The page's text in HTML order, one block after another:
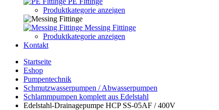
Produktkategorie anzeigen
Messing Fittinge
Produktkategorie anzeigen
Kontakt
Startseite
Eshop
Pumpentechnik
Schmutzwasserpumpen / Abwasserpumpen
Schlammpumpen komplett aus Edelstahl
Edelstahl-Drainagepumpe HCP SS-05AF / 400V